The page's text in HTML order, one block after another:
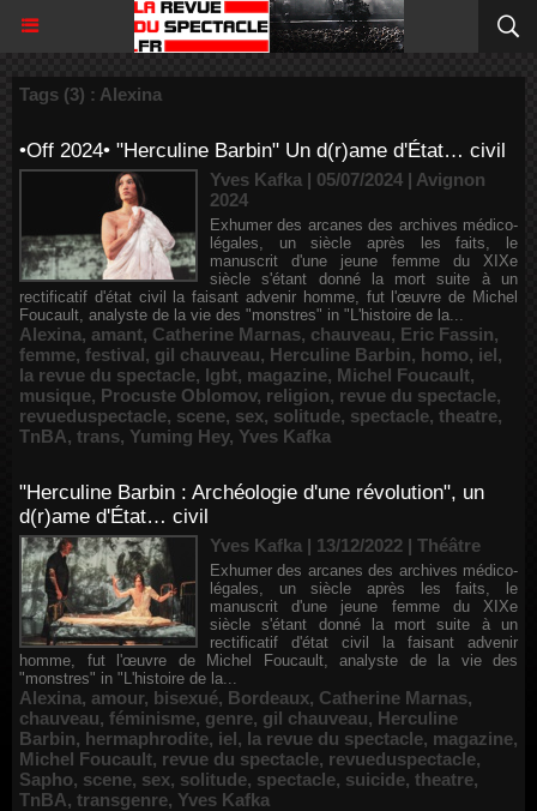
Tags (3) : Alexina
•Off 2024• "Herculine Barbin" Un d(r)ame d'État… civil
Yves Kafka | 05/07/2024 | Avignon
2024
Exhumer des arcanes des archives médico-
légales, un siècle après les faits, le
manuscrit d'une jeune femme du XIXe
siècle s'étant donné la mort suite à un
rectificatif d'état civil la faisant advenir homme, fut l'œuvre de Michel
Foucault, analyste de la vie des "monstres" in "L'histoire de la...
Alexina, amant, Catherine Marnas, chauveau, Eric Fassin,
femme, festival, gil chauveau, Herculine Barbin, homo, iel,
la revue du spectacle, lgbt, magazine, Michel Foucault,
musique, Procuste Oblomov, religion, revue du spectacle,
revueduspectacle, scene, sex, solitude, spectacle, theatre,
TnBA, trans, Yuming Hey, Yves Kafka
"Herculine Barbin : Archéologie d'une révolution", un
d(r)ame d'État… civil
Yves Kafka | 13/12/2022 | Théâtre
Exhumer des arcanes des archives médico-
légales, un siècle après les faits, le
manuscrit d'une jeune femme du XIXe
siècle s'étant donné la mort suite à un
rectificatif d'état civil la faisant advenir
homme, fut l'œuvre de Michel Foucault, analyste de la vie des
"monstres" in "L'histoire de la...
Alexina, amour, bisexué, Bordeaux, Catherine Marnas,
chauveau, féminisme, genre, gil chauveau, Herculine
Barbin, hermaphrodite, iel, la revue du spectacle, magazine,
Michel Foucault, revue du spectacle, revueduspectacle,
Sapho, scene, sex, solitude, spectacle, suicide, theatre,
TnBA, transgenre, Yves Kafka